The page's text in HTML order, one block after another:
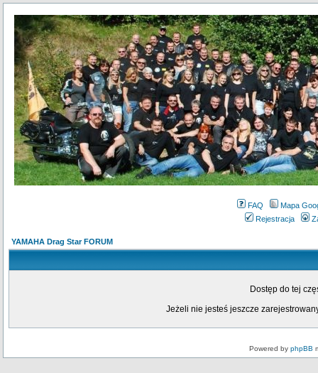
FAQ
Mapa
Rejestracja
YAMAHA Drag Star FORUM
Dostęp do tej
Jeżeli nie jesteś jeszcze
Powered by phpBB